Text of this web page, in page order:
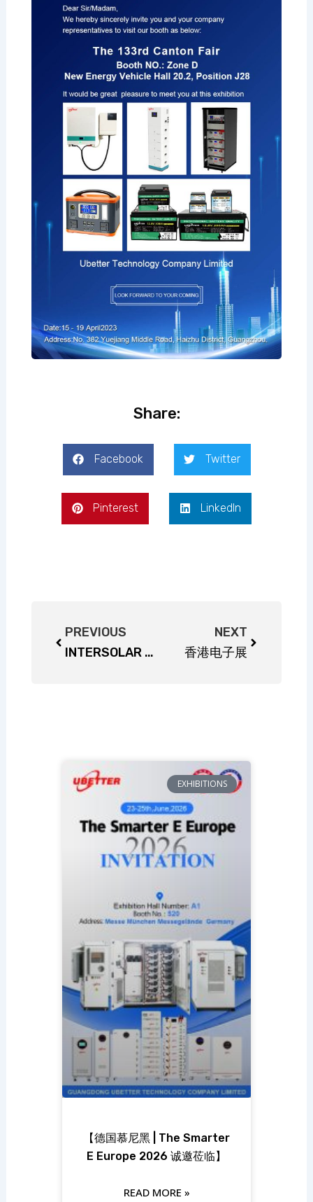
Share:
Facebook Twitter
Pinterest LinkedIn
PREVIOUS
INTERSOLAR ESS EUROPE
NEXT
香港电子展
EXHIBITIONS
【德国慕尼黑 | The Smarter
E Europe 2026 诚邀莅临】
READ MORE »